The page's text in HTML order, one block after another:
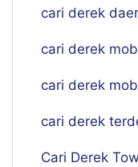
cari derek
cari derek
cari derek
cari derek
Cari Derek